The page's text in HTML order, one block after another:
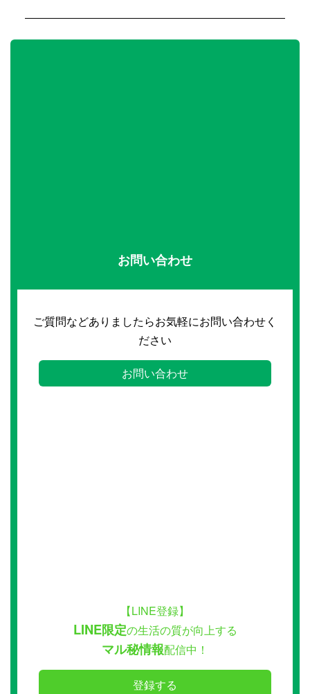
お問い合わせ
ご質問などありましたらお気軽にお問い合わせく
ださい
お問い合わせ
【LINE登録】
LINE限定の生活の質が向上する
マル秘情報配信中！
登録する